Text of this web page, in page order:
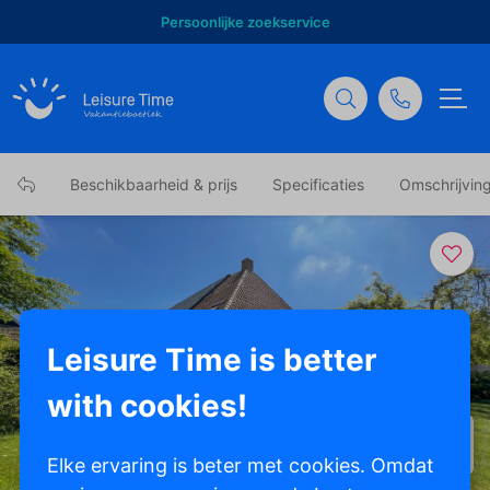
Persoonlijke zoekservice
Beschikbaarheid & prijs Specificaties
Leisure Time is better
with cookies!
Elke ervaring is beter met cookies. Omdat